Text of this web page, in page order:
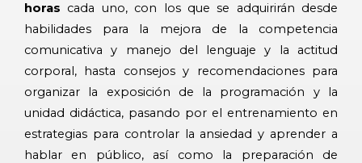
horas cada uno, con los que se adquirirán desde
habilidades para la mejora de la competencia
comunicativa y manejo del lenguaje y la actitud
corporal, hasta consejos y recomendaciones para
organizar la exposición de la programación y la
unidad didáctica, pasando por el entrenamiento en
estrategias para controlar la ansiedad y aprender a
hablar en público, así como la preparación de